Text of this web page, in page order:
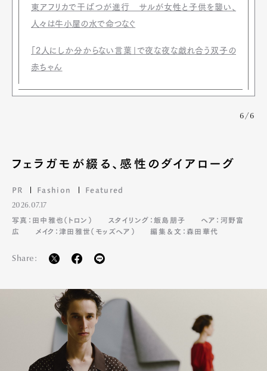
東アフリカで干ばつが進行 サルが女性と子供を襲い、
人々は牛小屋の水で命つなぐ
「2人にしか分からない言葉」で夜な夜な戯れ合う双子の
赤ちゃん
6/6
フェラガモが綴る、感性のダイアローグ
PR Fashion Featured
2026.07.17
写真：田中雅也（トロン）
スタイリング：飯島朋子
ヘア：河野富
広
メイク：津田雅世（モッズヘア） 編集＆文：森田華代
Share: